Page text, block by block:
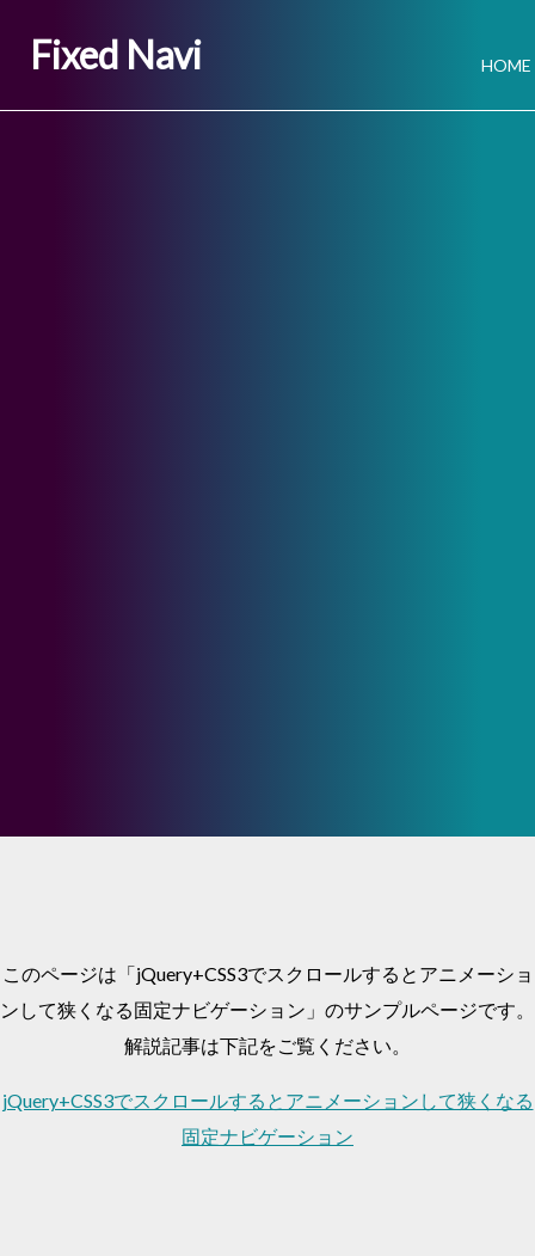
Fixed Navi HOME
このページは「jQuery+CSS3でスクロールするとアニメーショ
ンして狭くなる固定ナビゲーション」のサンプルページです。
解説記事は下記をご覧ください。
jQuery+CSS3でスクロールするとアニメーションして狭くなる
固定ナビゲーション